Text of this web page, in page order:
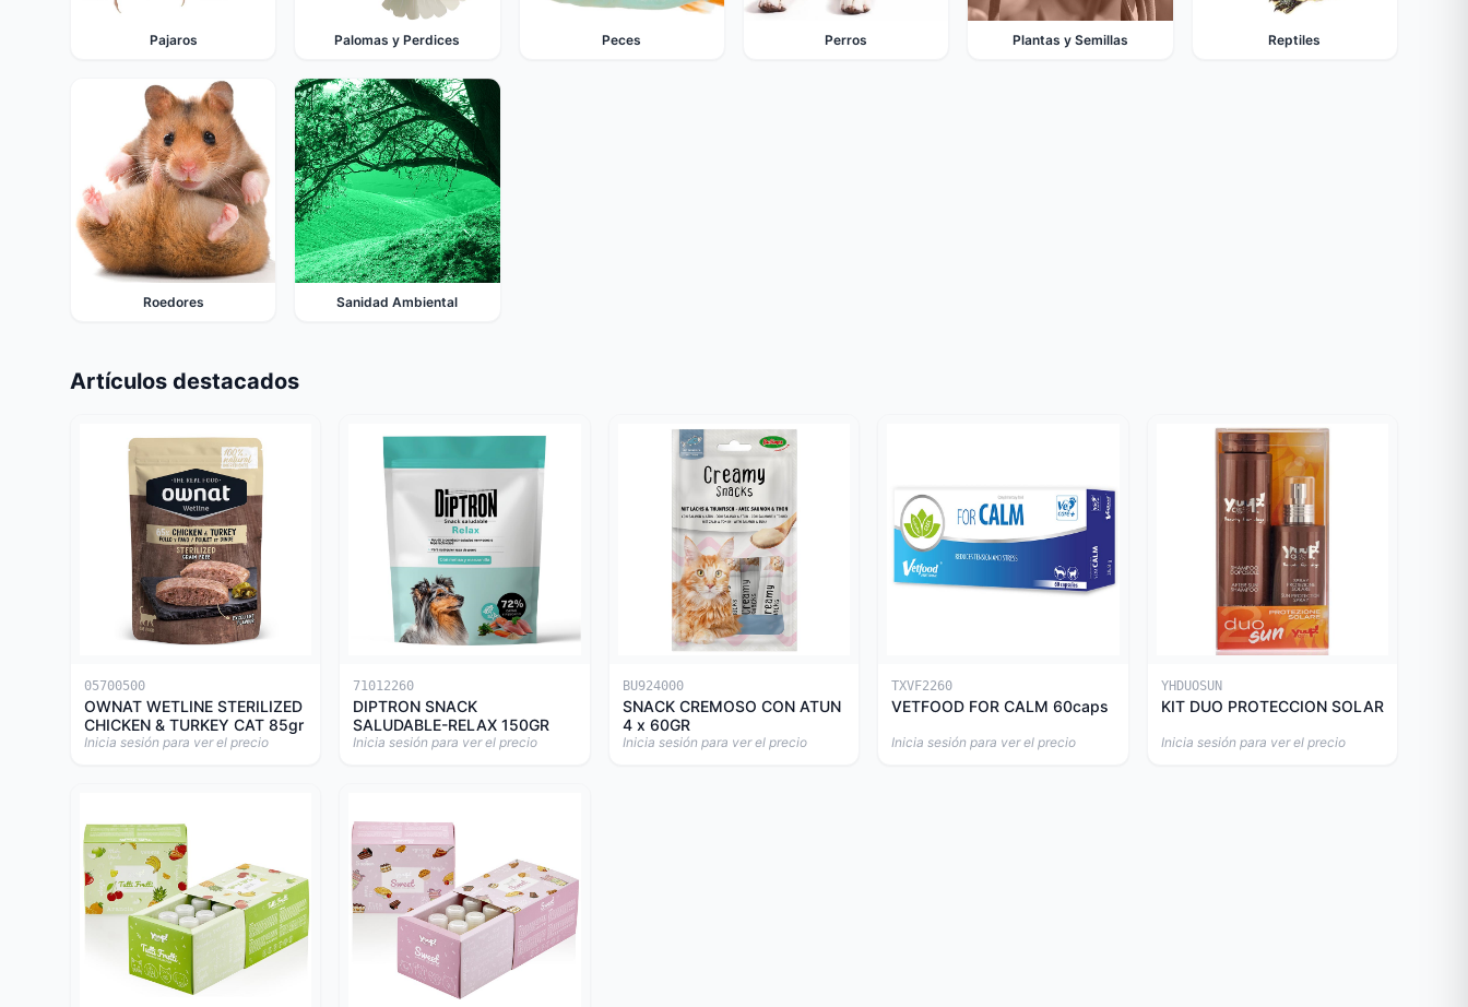
Pajaros Palomas y Perdices Peces Perros Plantas y Semillas Reptiles
Roedores Sanidad Ambiental
Artículos destacados
05700500
OWNAT WETLINE STERILIZED
CHICKEN & TURKEY CAT 85gr
Inicia sesión para ver el precio
71012260
DIPTRON SNACK
SALUDABLE-RELAX 150GR
Inicia sesión para ver el precio
BU924000
SNACK CREMOSO CON ATUN
4 x 60GR
Inicia sesión para ver el precio
TXVF2260
VETFOOD FOR CALM 60caps
Inicia sesión para ver el precio
YHDUOSUN
KIT DUO PROTECCION SOLAR
Inicia sesión para ver el precio